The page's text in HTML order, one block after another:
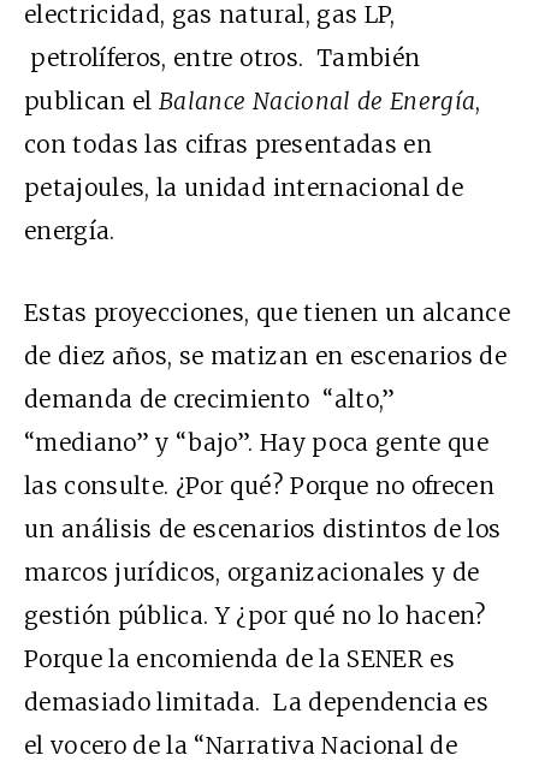
electricidad, gas natural, gas LP,
petrolíferos, entre otros. También
publican el Balance Nacional de Energía,
con todas las cifras presentadas en
petajoules, la unidad internacional de
energía.
Estas proyecciones, que tienen un alcance
de diez años, se matizan en escenarios de
demanda de crecimiento “alto,”
“mediano” y “bajo”. Hay poca gente que
las consulte. ¿Por qué? Porque no ofrecen
un análisis de escenarios distintos de los
marcos jurídicos, organizacionales y de
gestión pública. Y ¿por qué no lo hacen?
Porque la encomienda de la SENER es
demasiado limitada. La dependencia es
el vocero de la “Narrativa Nacional de